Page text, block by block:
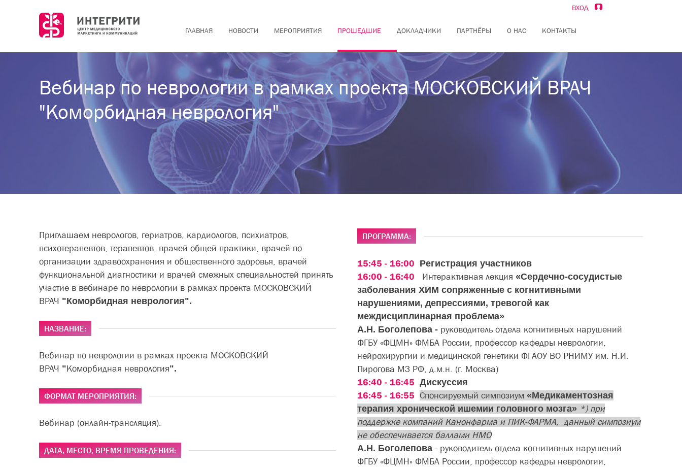
ВХОД
ГЛАВНАЯ НОВОСТИ МЕРОПРИЯТИЯ ПРОШЕДШИЕ ДОКЛАДЧИКИ ПАРТНЁРЫ О НАС КОНТАКТЫ
Вебинар по неврологии в рамках проекта МОСКОВСКИЙ ВРАЧ
"Коморбидная неврология"
Приглашаем неврологов, гериатров, кардиологов, психиатров,
психотерапевтов, терапевтов, врачей общей практики, врачей по
организации здравоохранения и общественного здоровья, врачей
функциональной диагностики и врачей смежных специальностей принять
участие в вебинаре по неврологии в рамках проекта МОСКОВСКИЙ
ВРАЧ "Коморбидная неврология".
НАЗВАНИЕ:
Вебинар по неврологии в рамках проекта МОСКОВСКИЙ
ВРАЧ "Коморбидная неврология".
ФОРМАТ МЕРОПРИЯТИЯ:
Вебинар (онлайн-трансляция).
ДАТА, МЕСТО, ВРЕМЯ ПРОВЕДЕНИЯ:
ПРОГРАММА:
15:45 - 16:00 Регистрация участников
16:00 - 16:40
Интерактивная лекция «​Сердечно-сосудистые
заболевания ХИМ сопряженные с когнитивными
нарушениями, депрессиями, тревогой как
междисциплинарная проблема»
А.Н. Боголепова - руководитель отдела когнитивных нарушений
ФГБУ «ФЦМН» ФМБА России, профессор кафедры неврологии,
нейрохирургии и медицинской генетики ФГАОУ ВО РНИМУ им. Н.И.
Пирогова МЗ РФ, д.м.н. (г. Москва)
16:40 - 16:45 Дискуссия
16:45 - 16:55 Спонсируемый симпозиум «Медикаментозная
терапия хронической ишемии головного мозга» *) при
поддержке компаний Канонфарма и ПИК-ФАРМА, данный симпозиум
не обеспечивается баллами НМО
А.Н. Боголепова - руководитель отдела когнитивных нарушений
ФГБУ «ФЦМН» ФМБА России, профессор кафедры неврологии,